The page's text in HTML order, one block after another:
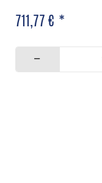
711,77 € *